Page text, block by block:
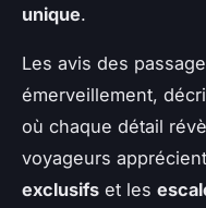
unique.
Les avis des
émerveillement,
où chaque détail
voyageurs
exclusifs et les